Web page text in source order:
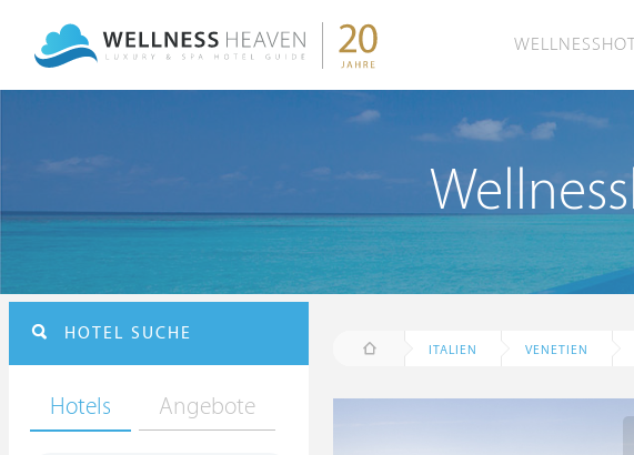
ITALIEN VENETIEN
HOTEL SUCHE
Hotels Angebote